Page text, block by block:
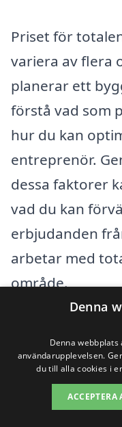
Priset för
variera av flera
planerar ett
förstå vad som
hur du kan
entreprenör.
dessa faktorer
vad du kan
erbjudanden
arbetar med
område.
Några av de
som påverkar
Projektets
Denna
Denna
användarupplevelsen.
du till alla cookies i
ACCEPTERA